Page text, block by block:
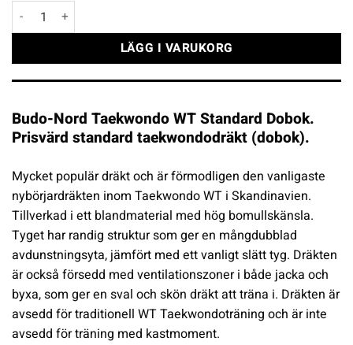
Budo-Nord Taekwondo WT Standard Dobok mängd
LÄGG I VARUKORG
Budo-Nord Taekwondo WT Standard Dobok.
Prisvärd standard taekwondodräkt (dobok).
Mycket populär dräkt och är förmodligen den vanligaste
nybörjardräkten inom Taekwondo WT i Skandinavien.
Tillverkad i ett blandmaterial med hög bomullskänsla.
Tyget har randig struktur som ger en mångdubblad
avdunstningsyta, jämfört med ett vanligt slätt tyg. Dräkten
är också försedd med ventilationszoner i både jacka och
byxa, som ger en sval och skön dräkt att träna i. Dräkten är
avsedd för traditionell WT Taekwondoträning och är inte
avsedd för träning med kastmoment.